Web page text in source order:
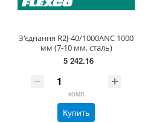
З'єднання R2J-40/1000ANC 1000
мм (7-10 мм, сталь)
5 242.16
комп
Купить